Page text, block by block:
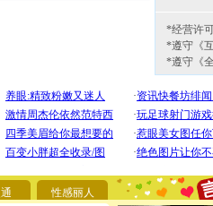
*经营许
*遵守《
*遵守《
性感丽人
[圣诞节]圣诞节到了
你太多，只有给你
要平安！千万要知
能正大光明地骚扰
天都要快乐噢!